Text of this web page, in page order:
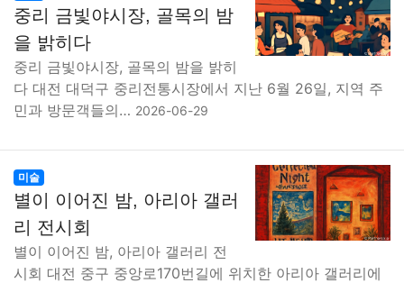
맛집 IT 사회 정치 건강
의료 의학 경제 마케팅 부동산 외국어 교육
중리 금빛야시장, 골목의 밤
을 밝히다
중리 금빛야시장, 골목의 밤을 밝히
다 대전 대덕구 중리전통시장에서 지난 6월 26일, 지역 주
민과 방문객들의… 2026-06-29
미술
별이 이어진 밤, 아리아 갤러
리 전시회
별이 이어진 밤, 아리아 갤러리 전
시회 대전 중구 중앙로170번길에 위치한 아리아 갤러리에